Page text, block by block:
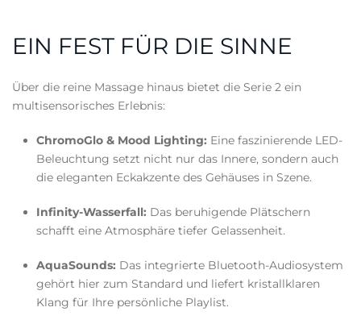
EIN FEST FÜR DIE SINNE
Über die reine Massage hinaus bietet die Serie 2 ein
multisensorisches Erlebnis:
ChromoGlo & Mood Lighting: Eine faszinierende LED-
Beleuchtung setzt nicht nur das Innere, sondern auch
die eleganten Eckakzente des Gehäuses in Szene.
Infinity-Wasserfall: Das beruhigende Plätschern
schafft eine Atmosphäre tiefer Gelassenheit.
AquaSounds: Das integrierte Bluetooth-Audiosystem
gehört hier zum Standard und liefert kristallklaren
Klang für Ihre persönliche Playlist.